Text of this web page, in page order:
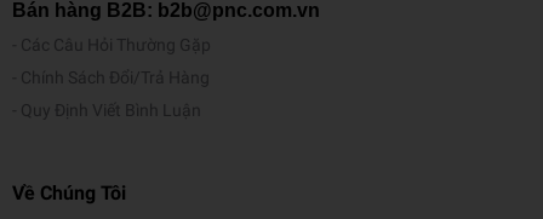
Trọng lượng (gr)
Kích thước (cm)
Hình thức
Bán hàng B2B: b2b@pnc.com.vn
Các Câu Hỏi Thường Gặp
Chính Sách Đổi/Trả Hàng
Quy Định Viết Bình Luận
Về Chúng Tôi